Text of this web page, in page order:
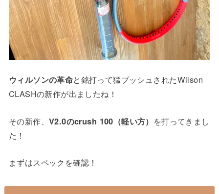
ウィルソンの革命と銘打って猛プッシュされたWilson
CLASHの新作が出ましたね！
その新作、 V2.0のcrush 100（軽い方） を打ってきまし
た！
まずはスペックを確認！